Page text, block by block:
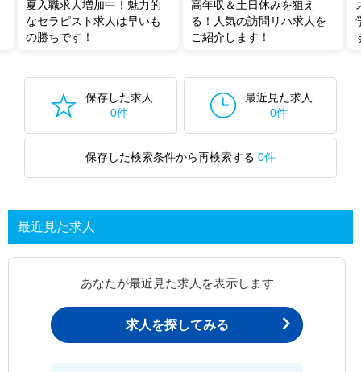
夏入職求人増加中！魅力的
なセラピスト求人は早いも
の勝ちです！
高年収＆土日休みを狙え
る！人気の訪問リハ求人を
ご紹介します！
保存した求人
0件
最近見た求人
0件
保存した検索条件から再検索する 0件
最近見た求人
あなたが最近見た求人を表示します
求人を探してみる